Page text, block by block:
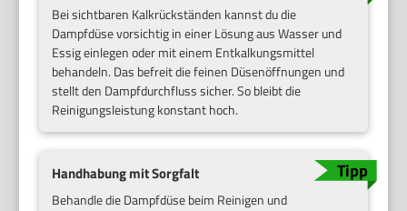
Bei sichtbaren Kalkrückständen kannst du die
Dampfdüse vorsichtig in einer Lösung aus Wasser und
Essig einlegen oder mit einem Entkalkungsmittel
behandeln. Das befreit die feinen Düsenöffnungen und
stellt den Dampfdurchfluss sicher. So bleibt die
Reinigungsleistung konstant hoch.
Handhabung mit Sorgfalt
Behandle die Dampfdüse beim Reinigen und